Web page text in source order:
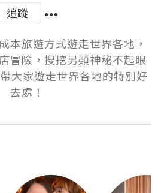
追蹤
本旅遊方式遊走世界各地，
冒險，搜挖另類神秘不起眼
大家遊走世界各地的特別好